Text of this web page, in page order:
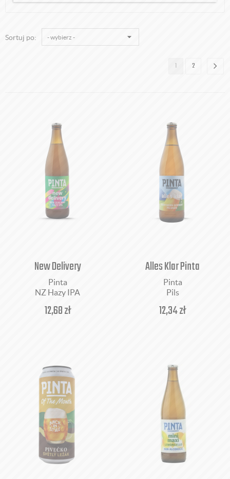
Gryfus
Lindemans [Belgia]
Magic Road
Maryensztadt
Na Jurze
Nowomiejski
Paulaner Brauerei [Niemcy]
Privatbrauerei Gessner [Niemcy]
Rockmill
Tradiční pivovar v Rakovníku [Czechy]
Sortuj po:
1 2
New Delivery
Pinta
NZ Hazy IPA
12,68zł
Alles Klar Pinta
Pinta
Pils
12,34zł